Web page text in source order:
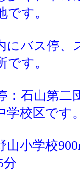
す。
にバス停、
す。
：石山第
学校区です
山小学校
分